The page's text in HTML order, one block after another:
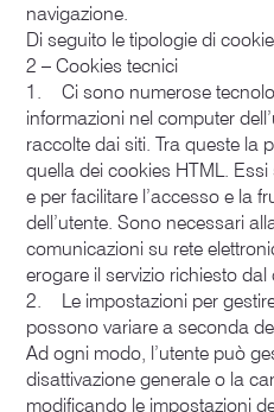
navigazione.
Di seguito le tipologie di
2 – Cookies tecnici
1. Ci sono numerose
informazioni nel computer
raccolte dai siti. Tra queste la
quella dei cookies HTML.
e per facilitare l’accesso e la
dell’utente. Sono necessari
comunicazioni su rete
erogare il servizio richiesto dal
2. Le impostazioni per
possono variare a seconda
Ad ogni modo, l’utente può
disattivazione generale o la
modificando le impostazioni